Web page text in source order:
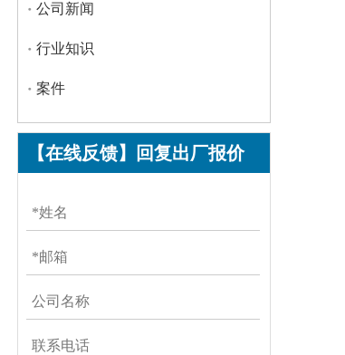
公司新闻
行业知识
案件
【在线反馈】回复出厂报价